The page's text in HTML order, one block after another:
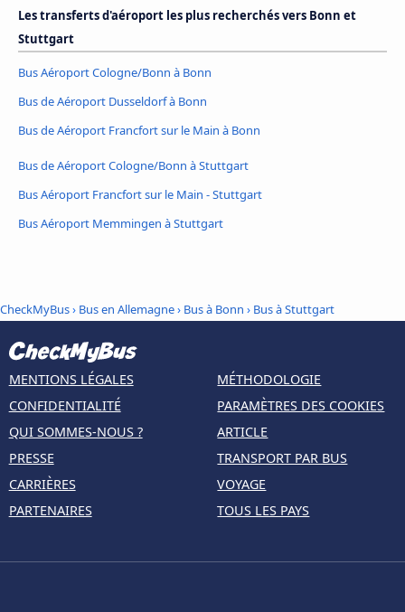
Les transferts d'aéroport les plus recherchés vers Bonn et
Stuttgart
Bus Aéroport Cologne/Bonn à Bonn
Bus de Aéroport Dusseldorf à Bonn
Bus de Aéroport Francfort sur le Main à Bonn
Bus de Aéroport Cologne/Bonn à Stuttgart
Bus Aéroport Francfort sur le Main - Stuttgart
Bus Aéroport Memmingen à Stuttgart
CheckMyBus› Bus en Allemagne› Bus à Bonn › Bus à Stuttgart
MENTIONS LÉGALES
CONFIDENTIALITÉ
QUI SOMMES-NOUS ?
PRESSE
CARRIÈRES
PARTENAIRES
MÉTHODOLOGIE
PARAMÈTRES DES COOKIES
ARTICLE
TRANSPORT PAR BUS
VOYAGE
TOUS LES PAYS